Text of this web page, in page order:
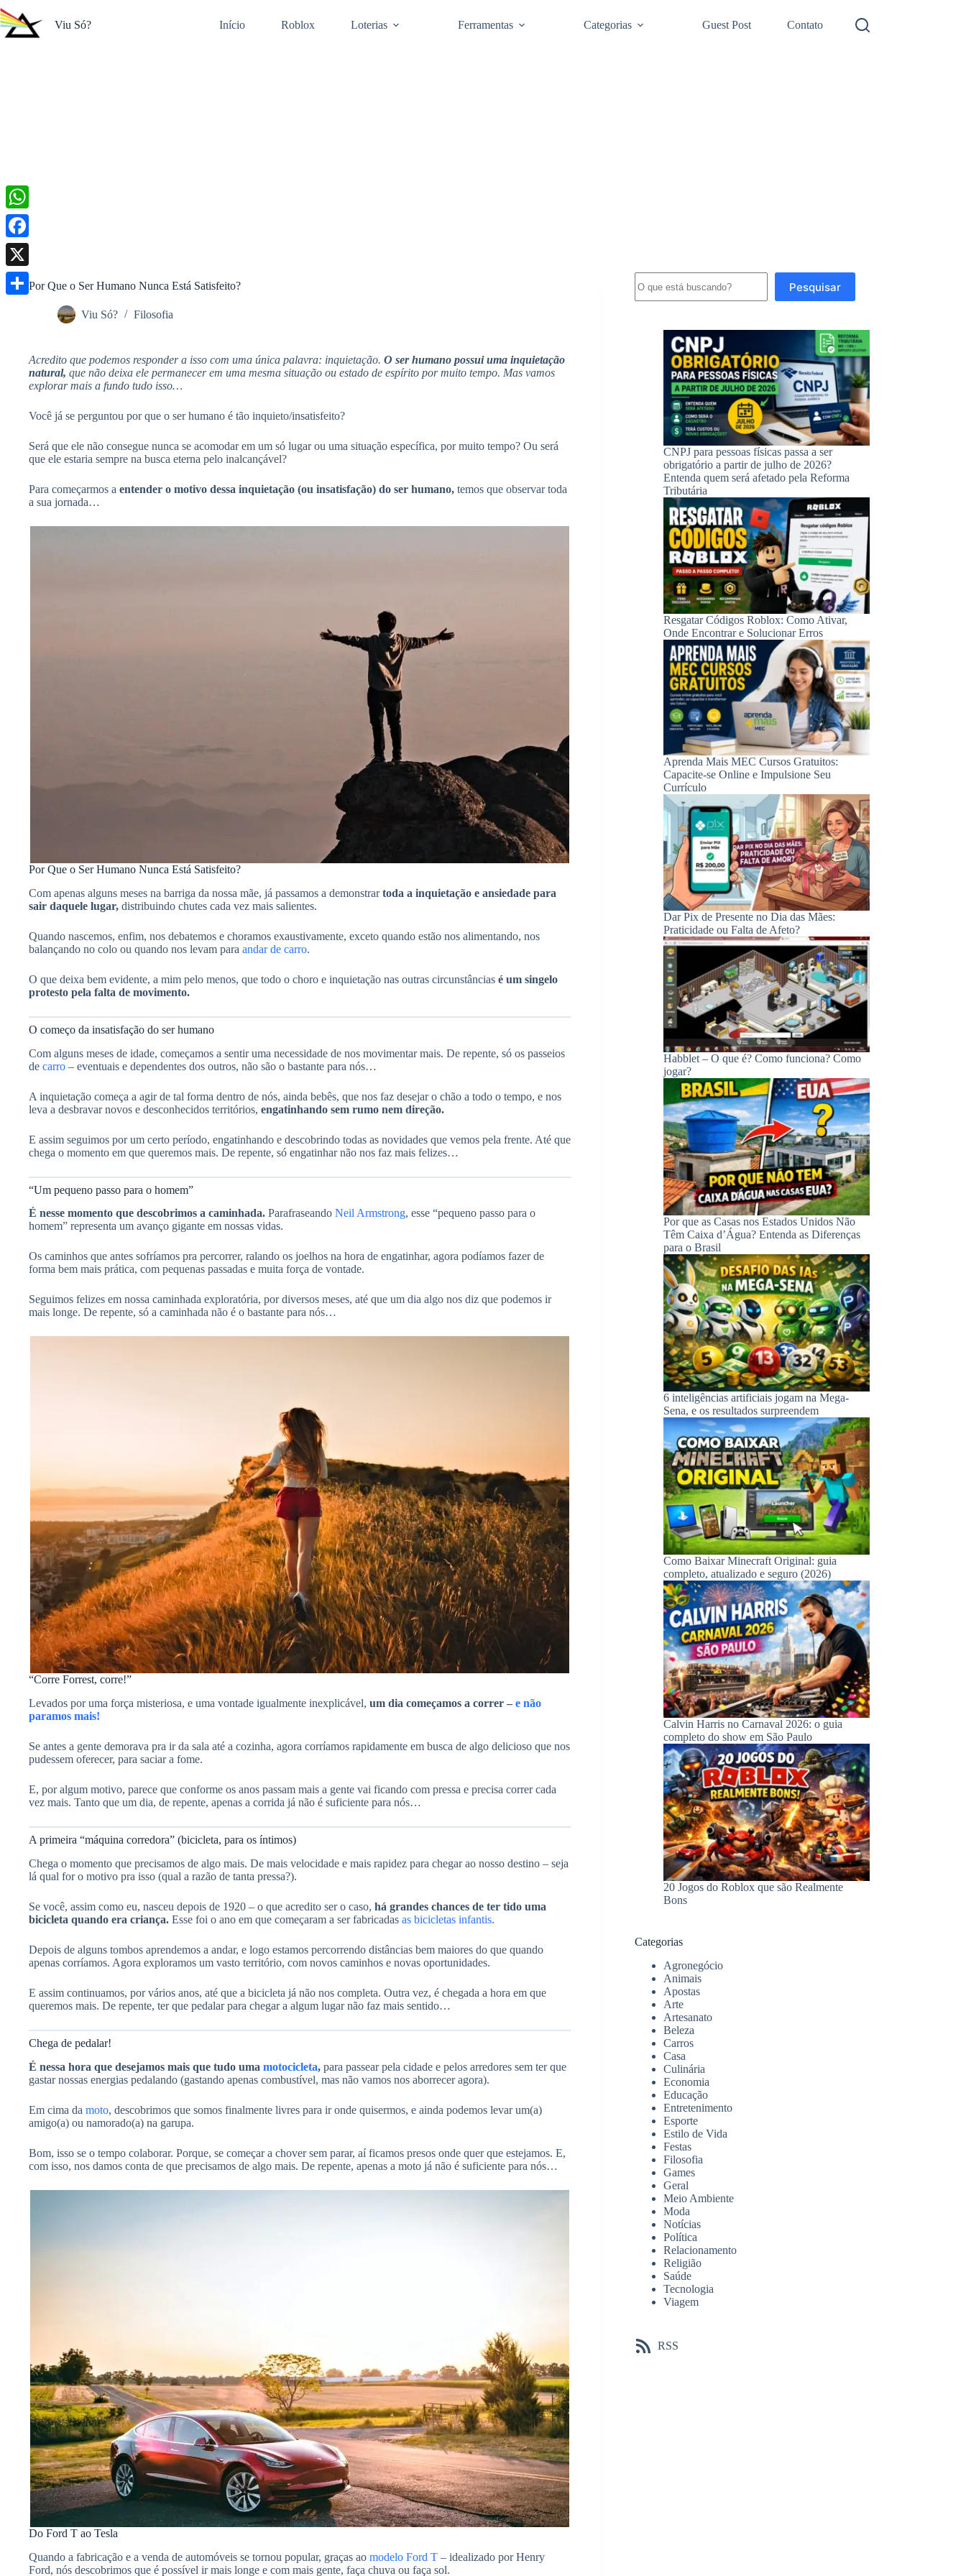
Pular
para
o
Viu Só? Início Roblox Loterias Ferramentas Categorias Guest Post Contato
Por Que o Ser Humano Nunca Está Satisfeito?
Viu Só? Filosofia
Acredito que podemos responder a isso com uma única palavra: inquietação. O ser humano possui uma inquietação
natural, que não deixa ele permanecer em uma mesma situação ou estado de espírito por muito tempo. Mas vamos
explorar mais a fundo tudo isso…
Você já se perguntou por que o ser humano é tão inquieto/insatisfeito?
Será que ele não consegue nunca se acomodar em um só lugar ou uma situação específica, por muito tempo? Ou será
que ele estaria sempre na busca eterna pelo inalcançável?
Para começarmos a entender o motivo dessa inquietação (ou insatisfação) do ser humano, temos que observar toda
a sua jornada…
Por Que o Ser Humano Nunca Está Satisfeito?
Com apenas alguns meses na barriga da nossa mãe, já passamos a demonstrartoda a inquietação e ansiedade para
sair daquele lugar, distribuindo chutes cada vez mais salientes.
Quando nascemos, enfim, nos debatemos e choramos exaustivamente, exceto quando estão nos alimentando, nos
balançando no colo ou quando nos levam para andar de carro.
O que deixa bem evidente, a mim pelo menos, que todo o choro e inquietação nas outras circunstâncias é um singelo
protesto pela falta de movimento.
O começo da insatisfação do ser humano
Com alguns meses de idade, começamos a sentir uma necessidade de nos movimentar mais. De repente, só os passeios
de carro – eventuais e dependentes dos outros, não são o bastante para nós…
A inquietação começa a agir de tal forma dentro de nós, ainda bebês, que nos faz desejar o chão a todo o tempo, e nos
leva a desbravar novos e desconhecidos territórios, engatinhando sem rumo nem direção.
E assim seguimos por um certo período, engatinhando e descobrindo todas as novidades que vemos pela frente. Até que
chega o momento em que queremos mais. De repente, só engatinhar não nos faz mais felizes…
“Um pequeno passo para o homem”
É nesse momento que descobrimos a caminhada. Parafraseando Neil Armstrong, esse “pequeno passo para o
homem” representa um avanço gigante em nossas vidas.
Os caminhos que antes sofríamos pra percorrer, ralando os joelhos na hora de engatinhar, agora podíamos fazer de
forma bem mais prática, com pequenas passadas e muita força de vontade.
Seguimos felizes em nossa caminhada exploratória, por diversos meses, até que um dia algo nos diz que podemos ir
mais longe. De repente, só a caminhada não é o bastante para nós…
“Corre Forrest, corre!”
Levados por uma força misteriosa, e uma vontade igualmente inexplicável, um dia começamos a correr – e não
paramos mais!
Se antes a gente demorava pra ir da sala até a cozinha, agora corríamos rapidamente em busca de algo delicioso que nos
pudessem oferecer, para saciar a fome.
E, por algum motivo, parece que conforme os anos passam mais a gente vai ficando com pressa e precisa correr cada
vez mais. Tanto que um dia, de repente, apenas a corrida já não é suficiente para nós…
A primeira “máquina corredora” (bicicleta, para os íntimos)
Chega o momento que precisamos de algo mais. De mais velocidade e mais rapidez para chegar ao nosso destino – seja
lá qual for o motivo pra isso (qual a razão de tanta pressa?).
Se você, assim como eu, nasceu depois de 1920 – o que acredito ser o caso, há grandes chances de ter tido uma
bicicleta quando era criança. Esse foi o ano em que começaram a ser fabricadas as bicicletas infantis.
Depois de alguns tombos aprendemos a andar, e logo estamos percorrendo distâncias bem maiores do que quando
apenas corríamos. Agora exploramos um vasto território, com novos caminhos e novas oportunidades.
E assim continuamos, por vários anos, até que a bicicleta já não nos completa. Outra vez, é chegada a hora em que
queremos mais. De repente, ter que pedalar para chegar a algum lugar não faz mais sentido…
Chega de pedalar!
É nessa hora que desejamos mais que tudo uma motocicleta, para passear pela cidade e pelos arredores sem ter que
gastar nossas energias pedalando (gastando apenas combustível, mas não vamos nos aborrecer agora).
Em cima da moto, descobrimos que somos finalmente livres para ir onde quisermos, e ainda podemos levar um(a)
amigo(a) ou namorado(a) na garupa.
Bom, isso se o tempo colaborar. Porque, se começar a chover sem parar, aí ficamos presos onde quer que estejamos. E,
com isso, nos damos conta de que precisamos de algo mais. De repente, apenas a moto já não é suficiente para nós…
Do Ford T ao Tesla
Quando a fabricação e a venda de automóveis se tornou popular, graças ao modelo Ford T – idealizado por Henry
Ford, nós descobrimos que é possível ir mais longe e com mais gente, faça chuva ou faça sol.
Pesquisar
CNPJ para pessoas físicas passa a ser
obrigatório a partir de julho de 2026?
Entenda quem será afetado pela Reforma
Tributária
Resgatar Códigos Roblox: Como Ativar,
Onde Encontrar e Solucionar Erros
Aprenda Mais MEC Cursos Gratuitos:
Capacite-se Online e Impulsione Seu
Currículo
Dar Pix de Presente no Dia das Mães:
Praticidade ou Falta de Afeto?
Habblet – O que é? Como funciona? Como
jogar?
Por que as Casas nos Estados Unidos Não
Têm Caixa d’Água? Entenda as Diferenças
para o Brasil
6 inteligências artificiais jogam na Mega-
Sena, e os resultados surpreendem
Como Baixar Minecraft Original: guia
completo, atualizado e seguro (2026)
Calvin Harris no Carnaval 2026: o guia
completo do show em São Paulo
20 Jogos do Roblox que são Realmente
Bons
Categorias
Agronegócio
Animais
Apostas
Arte
Artesanato
Beleza
Carros
Casa
Culinária
Economia
Educação
Entretenimento
Esporte
Estilo de Vida
Festas
Filosofia
Games
Geral
Meio Ambiente
Moda
Notícias
Política
Relacionamento
Religião
Saúde
Tecnologia
Viagem
RSS
W
h
a
F
a
c
X